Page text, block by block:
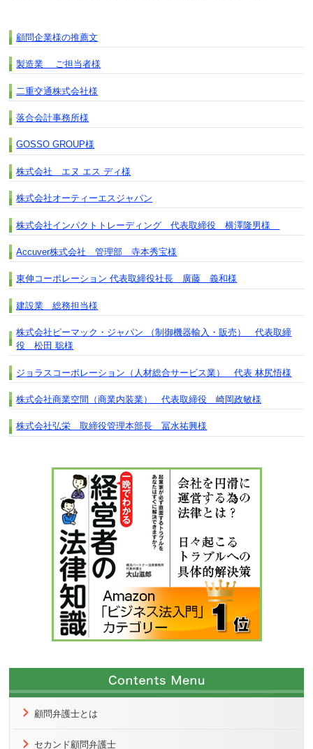
顧問企業様の推薦文
製造業 ご担当者様
二重交通株式会社様
落合会計事務所様
GOSSO GROUP様
株式会社 エヌ エス ディ様
株式会社オーティーエスジャパン
株式会社インパクトトレーディング 代表取締役 横澤隆男様
Accuver株式会社 管理部 寺本秀宝様
東伸コーポレーション 代表取締役社長 廣藤 義和様
建設業 総務担当様
株式会社ピーマック・ジャパン （制御機器輸入・販売） 代表取締
役 松田 聡様
ジョラスコーポレーション（人材総合サービス業） 代表 林尻悟様
株式会社商業空間（商業内装業） 代表取締役 崎岡政敏様
株式会社弘栄 取締役管理本部長 冨水祐興様
顧問弁護士とは
セカンド顧問弁護士